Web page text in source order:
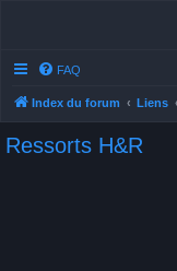
FAQ
Index du forum Liens
Ressorts H&R